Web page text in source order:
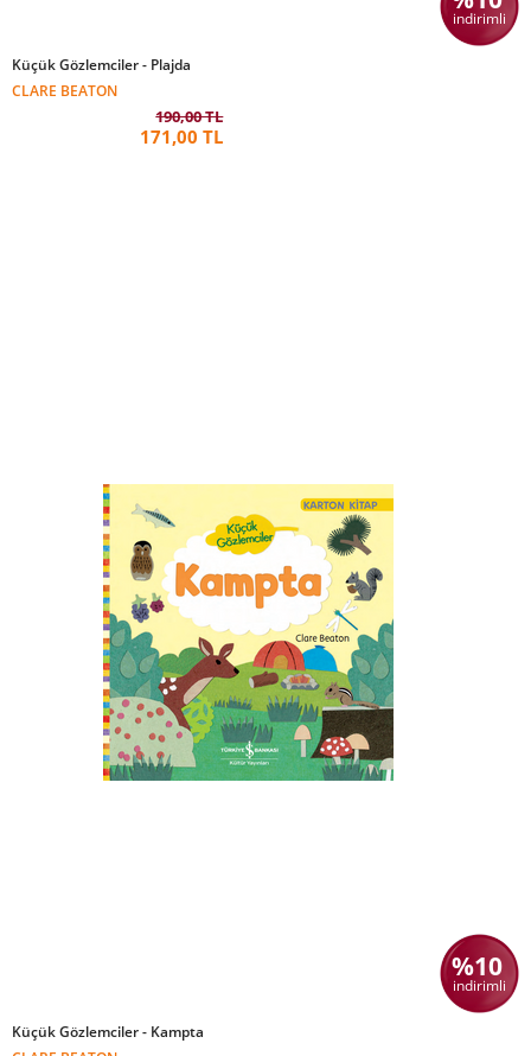
indirimli
Küçük Gözlemciler - Plajda
CLARE BEATON
190,00 TL
171,00 TL
%10
indirimli
Küçük Gözlemciler - Kampta